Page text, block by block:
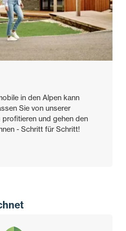
in den Alpen kann
Sie von unserer
profitieren und gehen den
- Schritt für Schritt!